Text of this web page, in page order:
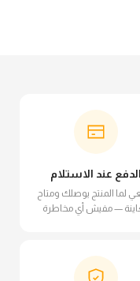
الدفع عند الاستلام
لما المنتج يوصلك ومتاح
— مفيش أي مخاطرة